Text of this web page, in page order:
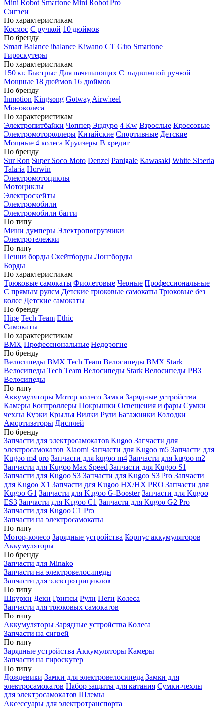
Mini Robot Smartone Mini Robot Pro
Сигвеи
По характеристикам
Космос С ручкой 10 дюймов
По бренду
Smart Balance ibalance Kiwano GT Giro Smartone
Гироскутеры
По характеристикам
150 кг. Быстрые Для начинающих С выдвижной ручкой
Мощные 18 дюймов 16 дюймов
По бренду
Inmotion Kingsong Gotway Airwheel
Моноколеса
По характеристикам
Электропитбайки Чоппер Эндуро 4 Kw Взрослые Кроссовые
Электромотороллеры Китайские Спортивные Детские
Мощные 4 колеса Круизеры В кредит
По бренду
Sur Ron Super Soco Moto Denzel Panigale Kawasaki White Siberia
Talaria Horwin
Электромотоциклы
Мотоциклы
Электроскейты
Электромобили
Электромобили багги
По типу
Мини думперы Электропогрузчики
Электротележки
По типу
Пенни борды Скейтборды Лонгборды
Борды
По характеристикам
Трюковые самокаты Фиолетовые Черные Профессиональные
С прямым рулем Детские трюковые самокаты Трюковые без
колес Детские самокаты
По бренду
Hipe Tech Team Ethic
Самокаты
По характеристикам
BMX Профессиональные Недорогие
По бренду
Велосипеды BMX Tech Team Велосипеды BMX Stark
Велосипеды Tech Team Велосипеды Stark Велосипеды РВЗ
Велосипеды
По типу
Аккумуляторы Мотор колесо Замки Зарядные устройства
Камеры Контроллеры Покрышки Освещения и фары Сумки
чехлы Курки Крылья Вилки Рули Багажники Колодки
Амортизаторы Дисплей
По бренду
Запчасти для электросамокатов Kugoo Запчасти для
электросамокатов Xiaomi Запчасти для Kugoo m5 Запчасти для
Кugoo m4 pro Запчасти для kugoo m4 Запчасти для kugoo m2
Запчасти для Kugoo Max Speed Запчасти для Kugoo S1
Запчасти для Kugoo S3 Запчасти для Kugoo S3 Pro Запчасти
для Kugoo X1 Запчасти для Kugoo HX/HX PRO Запчасти для
Kugoo G1 Запчасти для Kugoo G-Booster Запчасти для Kugoo
ES3 Запчасти для Kugoo C1 Запчасти для Kugoo G2 Pro
Запчасти для Kugoo C1 Pro
Запчасти на электросамокаты
По типу
Мотор-колесо Зарядные устройства Корпус аккумуляторов
Аккумуляторы
По бренду
Запчасти для Minako
Запчасти на электровелосипеды
Запчасти для электротрициклов
По типу
Шкурки Деки Грипсы Рули Пеги Колеса
Запчасти для трюковых самокатов
По типу
Аккумуляторы Зарядные устройства Колеса
Запчасти на сигвей
По типу
Зарядные устройства Аккумуляторы Камеры
Запчасти на гироскутер
По типу
Дождевики Замки для электровелосипеда Замки для
электросамокатов Набор защиты для катания Сумки-чехлы
для электросамокатов Шлемы
Аксессуары для электротранспорта